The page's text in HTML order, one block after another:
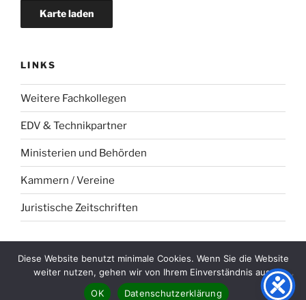
Karte laden
LINKS
Weitere Fachkollegen
EDV & Technikpartner
Ministerien und Behörden
Kammern / Vereine
Juristische Zeitschriften
Stolz präsentiert von WordPress
Diese Website benutzt minimale Cookies. Wenn Sie die Website
weiter nutzen, gehen wir von Ihrem Einverständnis aus.
OK
Datenschutzerklärung